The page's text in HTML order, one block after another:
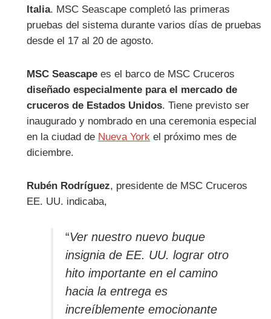
Italia. MSC Seascape completó las primeras
pruebas del sistema durante varios días de pruebas
desde el 17 al 20 de agosto.
MSC Seascape es el barco de MSC Cruceros
diseñado especialmente para el mercado de
cruceros de Estados Unidos. Tiene previsto ser
inaugurado y nombrado en una ceremonia especial
en la ciudad de Nueva York el próximo mes de
diciembre.
Rubén Rodríguez, presidente de MSC Cruceros
EE. UU. indicaba,
“Ver nuestro nuevo buque
insignia de EE. UU. lograr otro
hito importante en el camino
hacia la entrega es
increíblemente emocionante